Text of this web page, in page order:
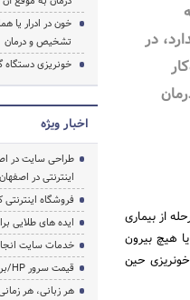
در
از بیماری
هیچ بیرون
حین
خون در ادرار یا
تشخیص و درمان
خونریزی دستگاه
اخبار ویژه
طراحی سایت در
اینترنتی در اصفهان
فروشگاه
ایده های طلایی
خدمات سایت
قیمت سرور HP/بررسی و خرید سرور اچ پی
هر زبانی، هر